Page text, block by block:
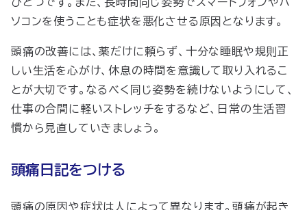
ソコンを使うことも症状を悪化させる原因となります。
頭痛の改善には、薬だけに頼らず、十分な睡眠や規則正
しい生活を心がけ、休息の時間を意識して取り入れるこ
とが大切です。なるべく同じ姿勢を続けないようにして、
仕事の合間に軽いストレッチをするなど、日常の生活習
慣から見直していきましょう。
頭痛日記をつける
頭痛の原因や症状は人によって異なります。頭痛が起き